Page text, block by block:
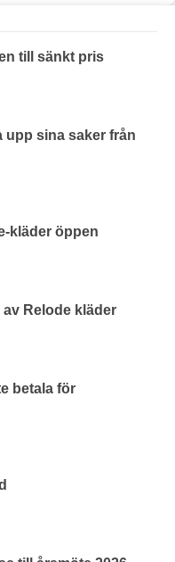
till sänkt pris
upp sina saker från
kläder öppen
Relode kläder
betala för